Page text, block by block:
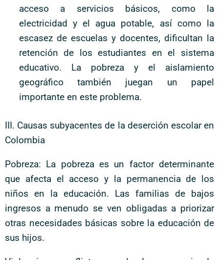
acceso a servicios básicos, como la
electricidad y el agua potable, así como la
escasez de escuelas y docentes, dificultan la
retención de los estudiantes en el sistema
educativo. La pobreza y el aislamiento
geográfico también juegan un papel
importante en este problema.
III. Causas subyacentes de la deserción escolar en
Colombia
Pobreza: La pobreza es un factor determinante
que afecta el acceso y la permanencia de los
niños en la educación. Las familias de bajos
ingresos a menudo se ven obligadas a priorizar
otras necesidades básicas sobre la educación de
sus hijos.